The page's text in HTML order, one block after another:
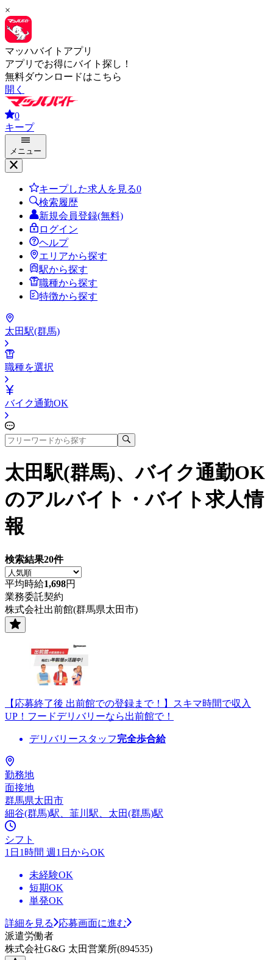
×
マッハバイトアプリ
アプリでお得にバイト探し！
無料ダウンロードはこちら
開く
0
キープ
メニュー
キープした求人を見る0
検索履歴
新規会員登録(無料)
ログイン
ヘルプ
エリアから探す
駅から探す
職種から探す
特徴から探す
太田駅(群馬)
職種を選択
バイク通勤OK
太田駅(群馬)、バイク通勤OK
のアルバイト・バイト求人情
報
検索結果20件
平均時給1,698円
業務委託契約
株式会社出前館(群馬県太田市)
【応募終了後 出前館での登録まで！】スキマ時間で収入
UP！フードデリバリーなら出前館で！
デリバリースタッフ完全歩合給
勤務地
面接地
群馬県太田市
細谷(群馬)駅、韮川駅、太田(群馬)駅
シフト
1日1時間 週1日からOK
未経験OK
短期OK
単発OK
詳細を見る
応募画面に進む
派遣労働者
株式会社G&G 太田営業所(894535)